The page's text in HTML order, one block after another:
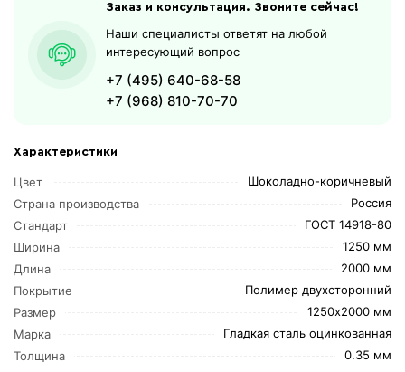
Характеристики
Цвет
Шоколадно-коричневый
Страна производства
Россия
Стандарт
ГОСТ 14918-80
Ширина
1250 мм
Длина
2000 мм
Покрытие
Полимер двухсторонний
Размер
1250х2000 мм
Марка
Гладкая сталь оцинкованная
Толщина
0.35 мм
Заказ и консультация. Звоните сейчас!
Наши специалисты ответят на любой
интересующий вопрос
+7 (495) 640-68-58
+7 (968) 810-70-70